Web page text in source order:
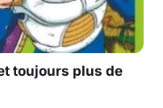
toujours plus de